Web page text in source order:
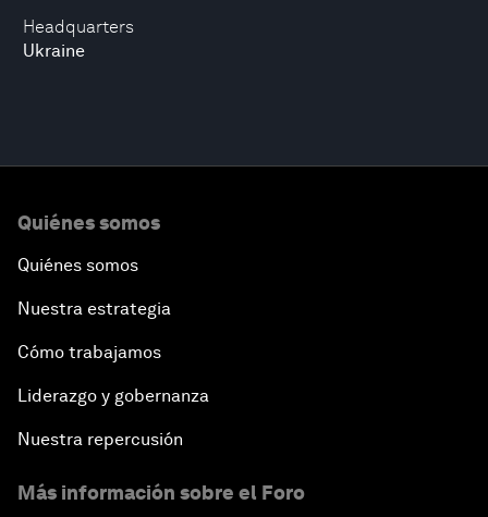
Headquarters
Ukraine
Quiénes somos
Quiénes somos
Nuestra estrategia
Cómo trabajamos
Liderazgo y gobernanza
Nuestra repercusión
Más información sobre el Foro